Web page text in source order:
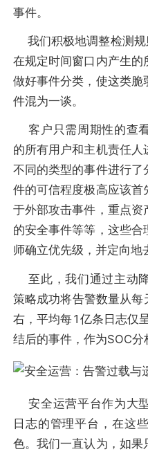
事件。
我们积极地调整检测规
在规定时间窗口内产生
做好事件分类，使这类
件混为一谈。
客户只需周期性的查
的所有用户和主机责任
不同的类型的事件进行
件的可信程度极高应该
于外部攻击事件，重点
的安全事件等等，这些
师确立优先级，并定向地
至此，我们通过主动
策略成功将告警数量从
右，平均每1亿条日志仅
结后的事件，作为SOC分
安全运营平台作为大
日志的管理平台，在这
色。我们一直认为，如